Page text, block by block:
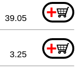
+
39.05
+
3.25